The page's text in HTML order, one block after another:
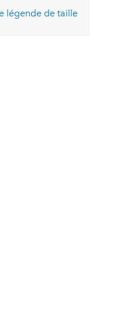
cours
légende de taille